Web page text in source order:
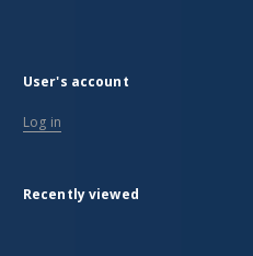
User's account
Log in
Recently viewed